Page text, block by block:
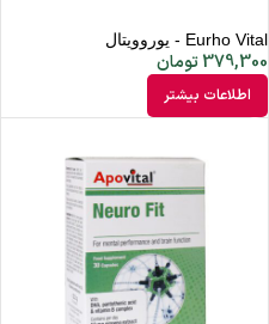
Eurho Vital - یوروویتال
379,300 تومان
اطلاعات بیشتر